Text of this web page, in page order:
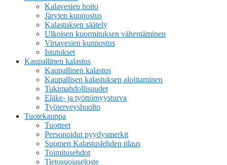
Kalavesien hoito
Järvien kunnostus
Kalastuksen säätely
Ulkoisen kuormituksen vähentäminen
Virtavesien kunnostus
Istutukset
Kaupallinen kalastus
Kaupallinen kalastus
Kaupallisen kalastuksen aloittaminen
Tukimahdollisuudet
Eläke- ja työttömyysturva
Työterveyshuolto
Tuotekauppa
Tuotteet
Personoidut pyydysmerkit
Suomen Kalastuslehden tilaus
Toimitusehdot
Tietosuojaseloste